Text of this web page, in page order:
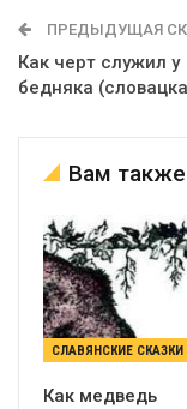
ПРЕДЫДУЩАЯ
Как черт служил у
бедняка
Вам также
СЛАВЯНСКИЕ СКАЗКИ
Как медведь